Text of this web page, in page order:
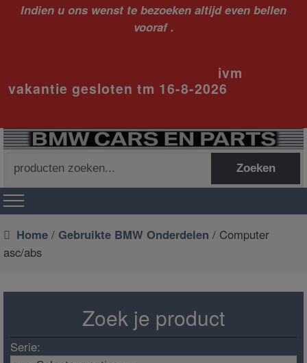
Indien u ons wenst te bezoeken altijd even bellen
vooraf .
ivm
vakantie gesloten tm 16-8-2026
naar:
Zoeken
Home / Gebruikte BMW Onderdelen / Computer
asc/abs
Zoek je product
Serie: